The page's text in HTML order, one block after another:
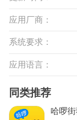
应用厂商：
系统要求：
应用语言：
同类推荐
哈啰